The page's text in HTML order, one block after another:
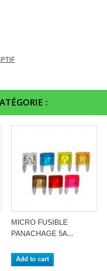
:
MICRO FUSIBLE
PANACHAGE 5A...
Add to cart